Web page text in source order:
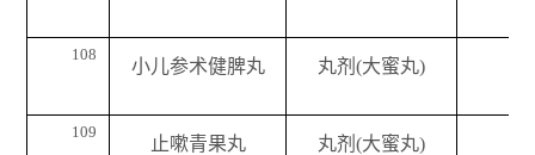
108
小儿参术健脾丸 丸剂(大蜜丸)
109
止嗽青果丸 丸剂(大蜜丸)